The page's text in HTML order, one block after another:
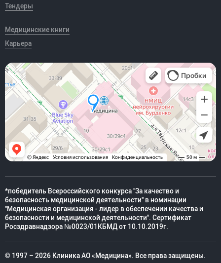
Тендеры
Медицинские книги
Карьера
*победитель Всероссийского конкурса "За качество и
безопасность медицинской деятельности" в номинации
"Медицинская организация - лидер в обеспечении качества и
безопасности и медицинской деятельности". Сертификат
Росздравнадзора №0023/01КБМД от 10.10.2019г.
© 1997 – 2026 Клиника АО «Медицина». Все права защищены.